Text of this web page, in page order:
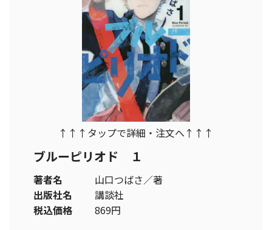
↑↑↑タップで詳細・注文へ↑↑↑
ブルーピリオド １
著者名
山口つばさ／著
出版社名
講談社
税込価格
869円